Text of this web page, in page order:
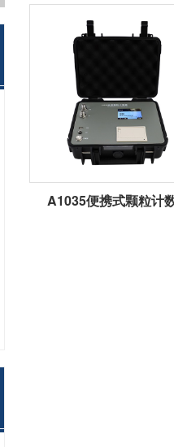
A1035便携式颗粒计